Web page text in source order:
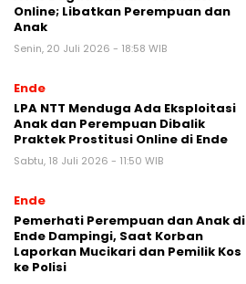
Online; Libatkan Perempuan dan
Anak
Senin, 20 Juli 2026 - 18:58 WIB
Ende
LPA NTT Menduga Ada Eksploitasi
Anak dan Perempuan Dibalik
Praktek Prostitusi Online di Ende
Sabtu, 18 Juli 2026 - 11:50 WIB
Ende
Pemerhati Perempuan dan Anak di
Ende Dampingi, Saat Korban
Laporkan Mucikari dan Pemilik Kos
ke Polisi